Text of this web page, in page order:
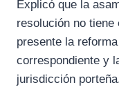
Explicó que la
resolución no
presente la
correspondiente y
jurisdicción